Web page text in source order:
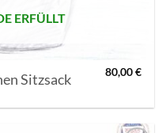
ERFÜLLT
Sitzsack 80,00€